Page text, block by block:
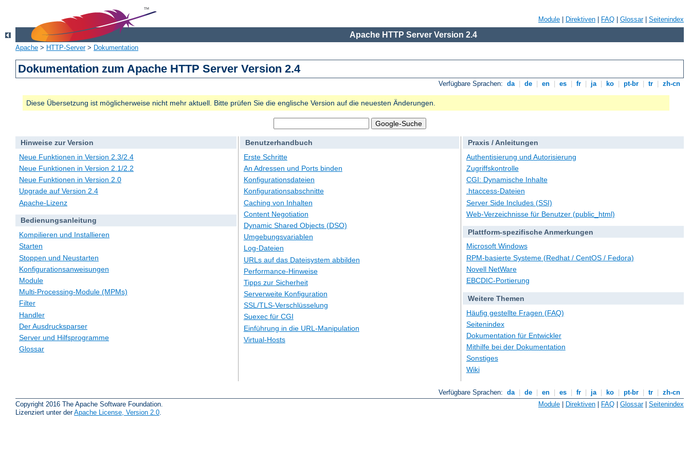
Module Direktiven FAQ Glossar| Seitenindex
Apache HTTP Server Version 2.4
Apache > HTTP-Server> Dokumentation
Dokumentation zum Apache HTTP Server Version 2.4
Verfügbare Sprachen: da de en es fr ja ko pt-br tr zh-cn
Diese Übersetzung ist möglicherweise nicht mehr aktuell. Bitte prüfen Sie die englische Version auf die neuesten Änderungen.
Hinweise zur Version
Neue Funktionen in Version 2.3/2.4
Neue Funktionen in Version 2.1/2.2
Neue Funktionen in Version 2.0
Upgrade auf Version 2.4
Apache-Lizenz
Bedienungsanleitung
Kompilieren und Installieren
Starten
Stoppen und Neustarten
Konfigurationsanweisungen
Module
Multi-Processing-Module (MPMs)
Filter
Handler
Der Ausdrucksparser
Server und Hilfsprogramme
Glossar
Benutzerhandbuch
Erste Schritte
An Adressen und Ports binden
Konfigurationsdateien
Konfigurationsabschnitte
Caching von Inhalten
Content Negotiation
Dynamic Shared Objects (DSO)
Umgebungsvariablen
Log-Dateien
URLs auf das Dateisystem abbilden
Performance-Hinweise
Tipps zur Sicherheit
Serverweite Konfiguration
SSL/TLS-Verschlüsselung
Suexec für CGI
Einführung in die URL-Manipulation
Virtual-Hosts
Praxis / Anleitungen
Authentisierung und Autorisierung
Zugriffskontrolle
CGI: Dynamische Inhalte
.htaccess-Dateien
Server Side Includes (SSI)
Web-Verzeichnisse für Benutzer (public_html)
Plattform-spezifische Anmerkungen
Microsoft Windows
RPM-basierte Systeme (Redhat / CentOS / Fedora)
Novell NetWare
EBCDIC-Portierung
Weitere Themen
Häufig gestellte Fragen (FAQ)
Seitenindex
Dokumentation für Entwickler
Mithilfe bei der Dokumentation
Sonstiges
Wiki
Verfügbare Sprachen: da de en es fr ja ko pt-br tr
zh-cn
Copyright 2016 The Apache Software Foundation.
Lizenziert unter derApache License, Version 2.0
Module | Direktiven | FAQ | Glossar| Seitenindex